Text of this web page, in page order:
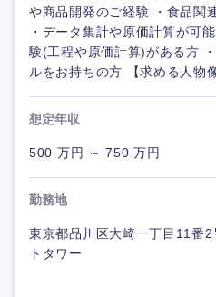
や商品開発のご経験 ・食品関
・データ集計や原価計算が可
験(工程や原価計算)がある方
ルをお持ちの方 【求める人物
想定年収
500 万円 ～ 750 万円
勤務地
東京都品川区大崎一丁目11番
トタワー